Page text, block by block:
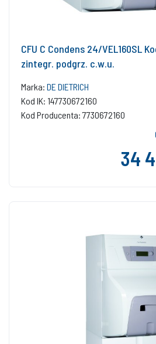
CFU C Condens 24/VEL160SL
zintegr. podgrz. c.w.u.
Marka: DE DIETRICH
Kod IK: 147730672160
Kod Producenta: 7730672160
34